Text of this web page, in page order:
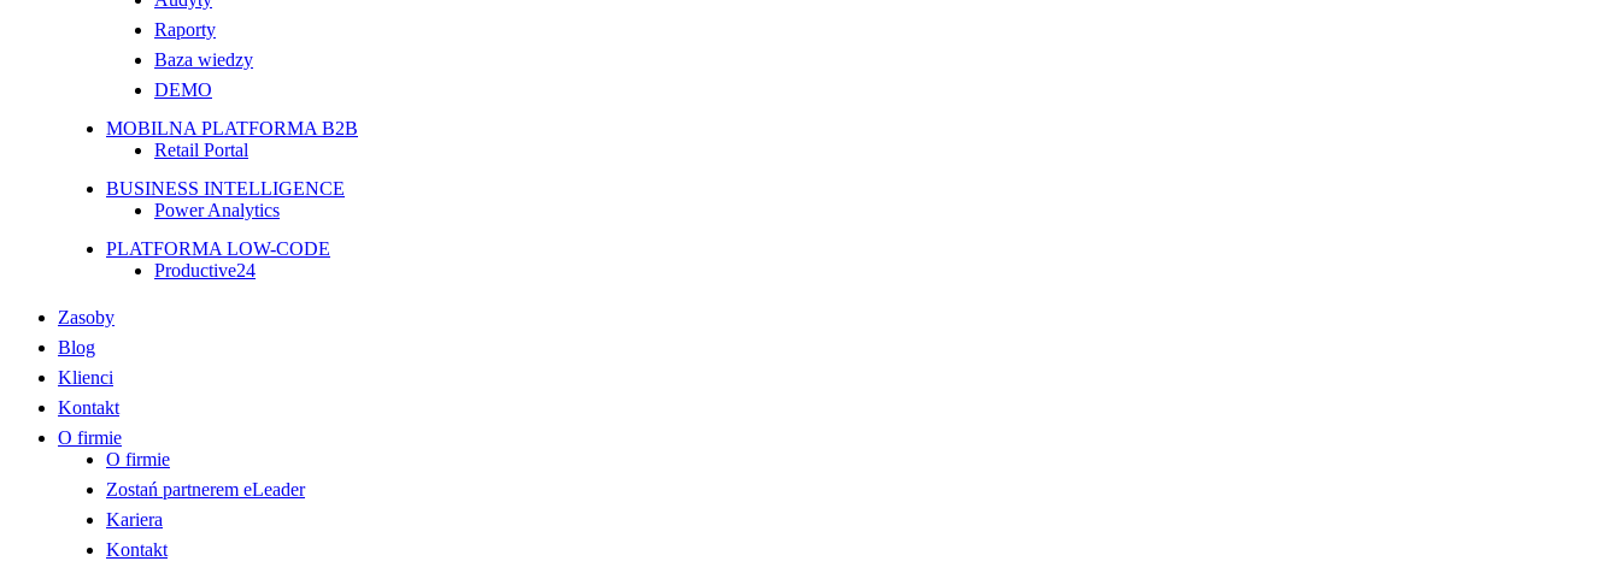
Raporty
Baza wiedzy
DEMO
MOBILNA PLATFORMA B2B
Retail Portal
BUSINESS INTELLIGENCE
Power Analytics
PLATFORMA LOW-CODE
Productive24
Zasoby
Blog
Klienci
Kontakt
O firmie
O firmie
Zostań partnerem eLeader
Kariera
Kontakt